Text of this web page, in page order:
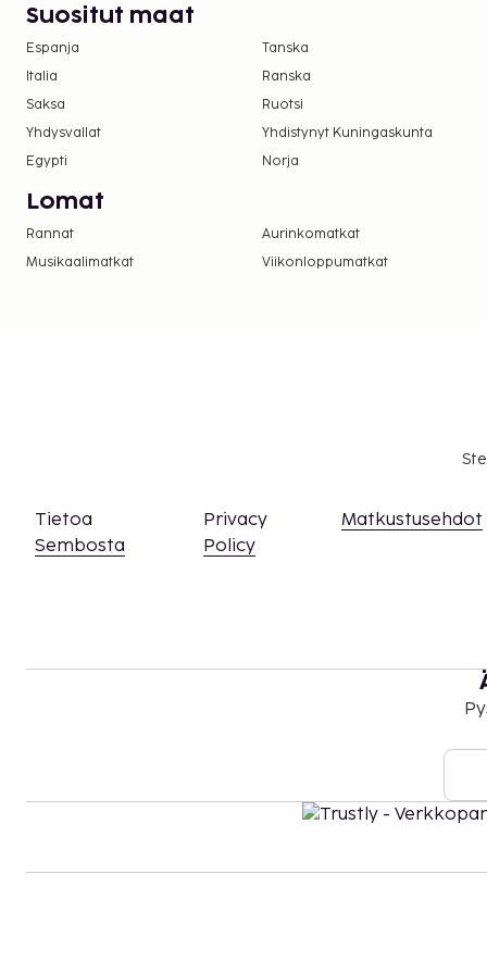
asiasta ottamalla yhteyttä majoituspaikkaan
olevien tietojen avulla.
Kausiluontoinen uima-allas on käytettävissä
Yksi korkeintaan 2 vuotta vanha lapsi voi
käyttää vanhemman tai huoltajan huoneessa
Vain sisäänkirjautuneet asiakkaat saavat
Suositut maat
Espanja Tanska
Italia
Ranska
Saksa
Ruotsi
Yhdysvallat
Yhdistynyt Kuningaskunta
Egypti
Norja
Lomat
Rannat Aurinkomatkat
Musikaalimatkat
Viikonloppumatkat
Tietoa
Sembosta
Privacy
Policy
Matkustusehdot